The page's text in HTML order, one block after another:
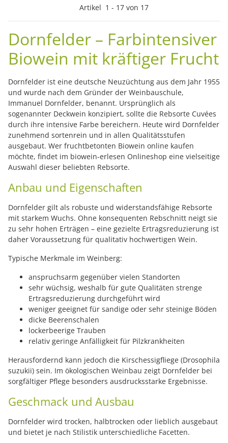
Artikel 1 - 17 von 17
Dornfelder – Farbintensiver
Biowein mit kräftiger Frucht
Dornfelder ist eine deutsche Neuzüchtung aus dem Jahr 1955
und wurde nach dem Gründer der Weinbauschule,
Immanuel Dornfelder, benannt. Ursprünglich als
sogenannter Deckwein konzipiert, sollte die Rebsorte Cuvées
durch ihre intensive Farbe bereichern. Heute wird Dornfelder
zunehmend sortenrein und in allen Qualitätsstufen
ausgebaut. Wer fruchtbetonten Biowein online kaufen
möchte, findet im biowein-erlesen Onlineshop eine vielseitige
Auswahl dieser beliebten Rebsorte.
Anbau und Eigenschaften
Dornfelder gilt als robuste und widerstandsfähige Rebsorte
mit starkem Wuchs. Ohne konsequenten Rebschnitt neigt sie
zu sehr hohen Erträgen – eine gezielte Ertragsreduzierung ist
daher Voraussetzung für qualitativ hochwertigen Wein.
Typische Merkmale im Weinberg:
anspruchsarm gegenüber vielen Standorten
sehr wüchsig, weshalb für gute Qualitäten strenge
Ertragsreduzierung durchgeführt wird
weniger geeignet für sandige oder sehr steinige Böden
dicke Beerenschalen
lockerbeerige Trauben
relativ geringe Anfälligkeit für Pilzkrankheiten
Herausfordernd kann jedoch die Kirschessigfliege (Drosophila
suzukii) sein. Im ökologischen Weinbau zeigt Dornfelder bei
sorgfältiger Pflege besonders ausdrucksstarke Ergebnisse.
Geschmack und Ausbau
Dornfelder wird trocken, halbtrocken oder lieblich ausgebaut
und bietet je nach Stilistik unterschiedliche Facetten.